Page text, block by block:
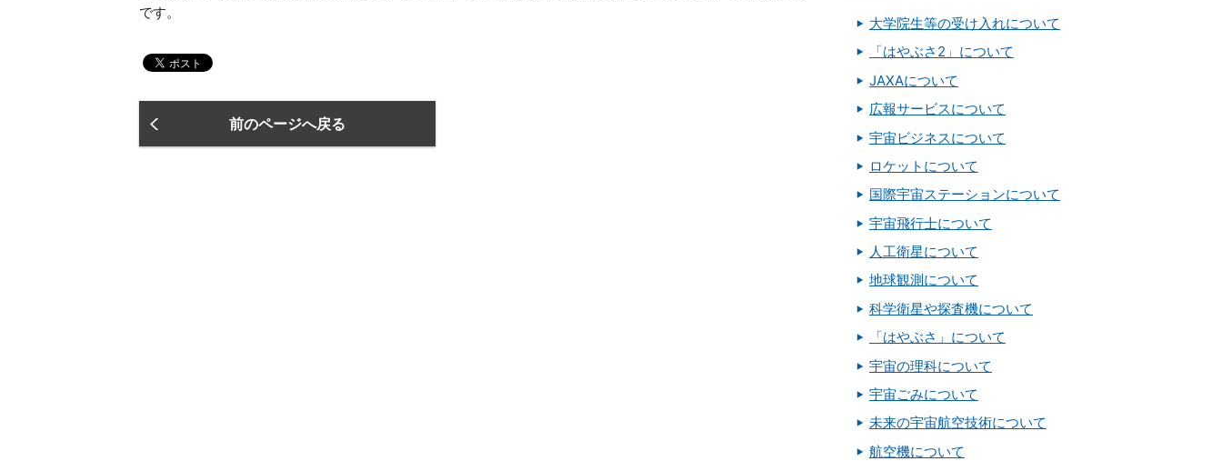
です。
前のページへ戻る
大学院生等の受け入れについて
「はやぶさ2」について
JAXAについて
広報サービスについて
宇宙ビジネスについて
ロケットについて
国際宇宙ステーションについて
宇宙飛行士について
人工衛星について
地球観測について
科学衛星や探査機について
「はやぶさ」について
宇宙の理科について
宇宙ごみについて
未来の宇宙航空技術について
航空機について